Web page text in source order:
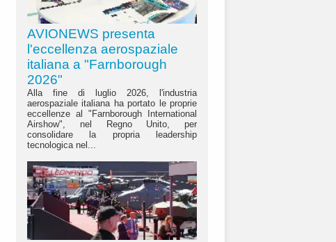
AVIONEWS presenta
l'eccellenza aerospaziale
italiana a "Farnborough
2026"
Alla fine di luglio 2026, l'industria
aerospaziale italiana ha portato le proprie
eccellenze al "Farnborough International
Airshow", nel Regno Unito, per
consolidare la propria leadership
tecnologica nel...